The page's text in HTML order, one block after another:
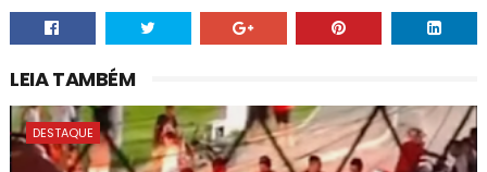
LEIA TAMBÉM
DESTAQUE